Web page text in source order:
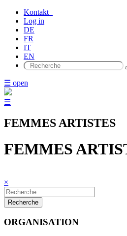
Kontakt
Log in
DE
FR
IT
EN
☰ open
☰
FEMMES ARTISTES
FEMMES
×
Recherche
ORGANISATION